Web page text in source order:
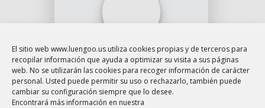
El sitio web www.luengoo.us utiliza cookies propias y de terceros para
recopilar información que ayuda a optimizar su visita a sus páginas
web. No se utilizarán las cookies para recoger información de carácter
personal. Usted puede permitir su uso o rechazarlo, también puede
cambiar su configuración siempre que lo desee.
Encontrará más información en nuestra
NATALIA
Tarotista Astrólogo Guia
espiritual